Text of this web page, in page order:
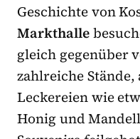
Geschichte von
Markthalle
gleich gegenüber
zahlreiche
Leckereien wie
Honig und